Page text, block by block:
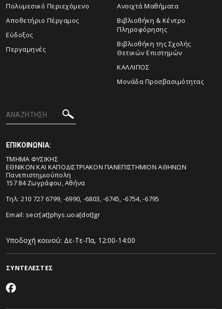
Πολυμεσικό Περιεχόμενο
Αποθετήριο Πέργαμος
Εύδοξος
Περγαμηνές
Ανοιχτά Μαθήματα
Βιβλιοθήκη & Κέντρο
Πληροφόρησης
Βιβλιοθήκη της Σχολής
Θετικών Επιστημών
ΚΑΛΛΙΠΟΣ
Μονάδα Προσβασιμότητας
ΕΠΙΚΟΙΝΩΝΙΑ:
ΤΜΗΜΑ ΦΥΣΙΚΗΣ
ΕΘΝΙΚΟΝ ΚΑΙ ΚΑΠΟΔΙΣΤΡΙΑΚΟΝ ΠΑΝΕΠΙΣΤΗΜΙΟΝ ΑΘΗΝΩΝ
Πανεπιστημιούπολη
157 84 Ζωγράφου, Αθήνα
Τηλ: 210 727 6799, -6990, -6803, -6745, -6754, -6795
Email: secr[at]phys.uoa[dot]gr
Υποδοχή κοινού: Δε-Τε-Πα, 12:00-14:00
ΣΥΝΤΕΛΕΣΤΕΣ